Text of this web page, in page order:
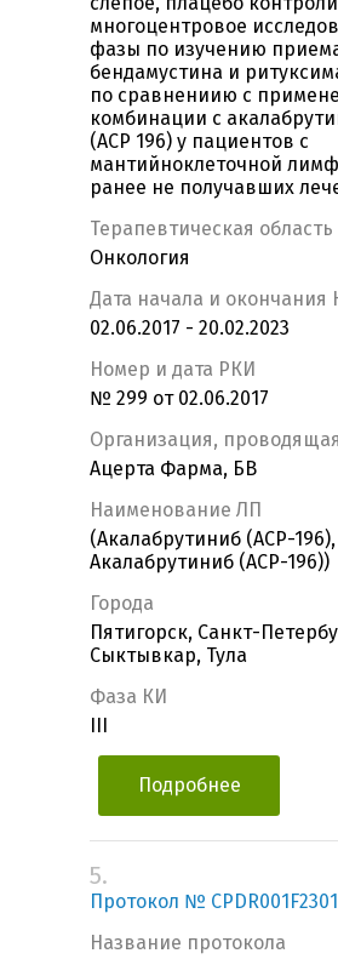
многоцентровое
фазы по изучению
бендамустина и
по сравнениию с
комбинации с
(ACP 196) у пациентов с
мантийноклеточной
ранее не получавших
Терапевтическая область
Онкология
Дата начала и окончания
02.06.2017 - 20.02.2023
Номер и дата РКИ
№ 299 от 02.06.2017
Организация,
Ацерта Фарма, БВ
Наименование ЛП
(Акалабрутиниб (АCP-196),
Акалабрутиниб (АCP-196))
Города
Пятигорск, Санкт-
Сыктывкар, Тула
Фаза КИ
Подробнее
5.
Протокол № CPDR001F2301
Название протокола